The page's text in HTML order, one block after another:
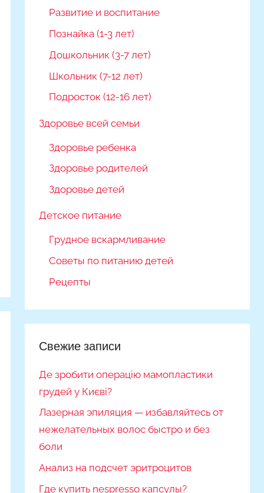
Развитие и воспитание
Познайка (1-3 лет)
Дошкольник (3-7 лет)
Школьник (7-12 лет)
Подросток (12-16 лет)
Здоровье всей семьи
Здоровье ребенка
Здоровье родителей
Здоровье детей
Детское питание
Грудное вскармливание
Советы по питанию детей
Рецепты
Свежие записи
Де зробити операцію мамопластики
грудей у Києві?
Лазерная эпиляция — избавляйтесь от
нежелательных волос быстро и без
боли
Анализ на подсчет эритроцитов
Где купить nespresso капсулы?